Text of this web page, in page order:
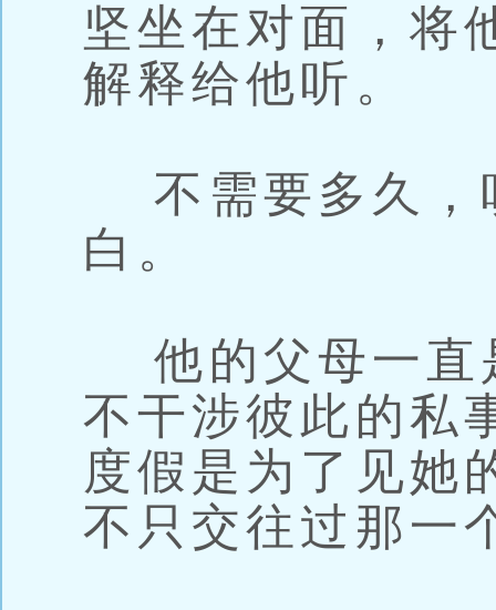
坚坐在对面，将
解释给他听。
不需要多久，
白。
他的父母一直
不干涉彼此的私
度假是为了见她
不只交往过那一